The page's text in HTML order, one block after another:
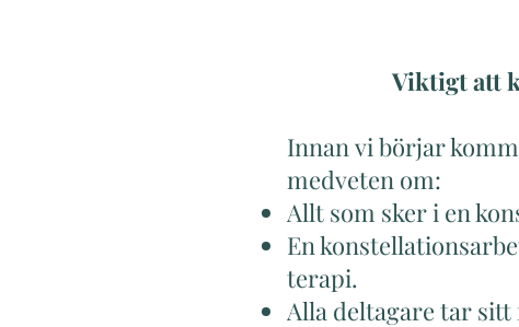
Viktigt att
Innanvi börjar
medveten om:
Allt som sker i en
En
terapi.
Alla deltagare tar